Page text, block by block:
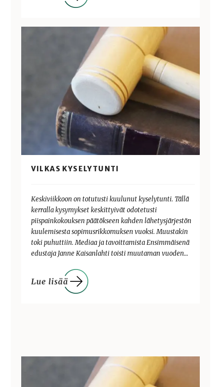
VILKAS KYSELYTUNTI
Keskiviikkoon on totutusti kuulunut kyselytunti. Tällä
kerralla kysymykset keskittyivät odotetusti
piispainkokouksen päätökseen kahden lähetysjärjestön
kuulemisesta sopimusrikkomuksen vuoksi. Muustakin
toki puhuttiin. Mediaa ja tavoittamista Ensimmäisenä
edustaja Janne Kaisanlahti toisti muutaman vuoden…